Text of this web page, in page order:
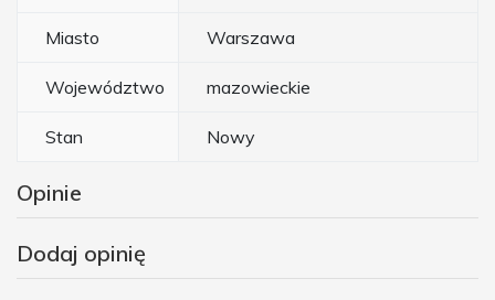
Miasto Warszawa
Województwo mazowieckie
Stan Nowy
Opinie
Dodaj opinię